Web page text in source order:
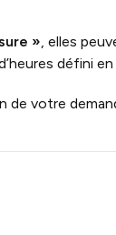
», elles
défini
de votre